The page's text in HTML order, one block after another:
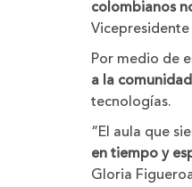
colombianos
Por medio de
a la
tecnologías.
“El aula que
en tiempo y
Gloria